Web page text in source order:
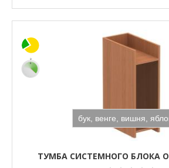
ТУМБА СИСТЕМНОГО БЛОКА